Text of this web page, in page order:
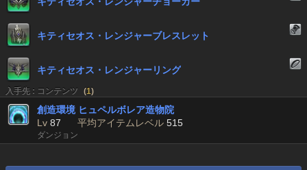
キティセオス・レンジャーブレスレット
キティセオス・レンジャーリング
入手先 : コンテンツ (1)
創造環境 ヒュペルボレア造物院
Lv 87 平均アイテムレベル 515
ダンジョン